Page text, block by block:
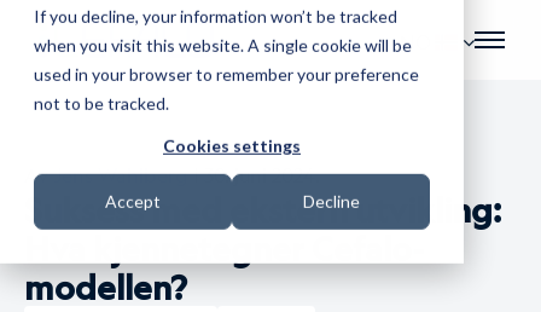
If you decline, your information won’t be tracked
when you visit this website. A single cookie will be
used in your browser to remember your preference
not to be tracked.
Cookies settings
Accept Decline
NO
AvJens Wahlberg| 30. juni 2024.
Suksess med ekstern utvikling:
modellen?